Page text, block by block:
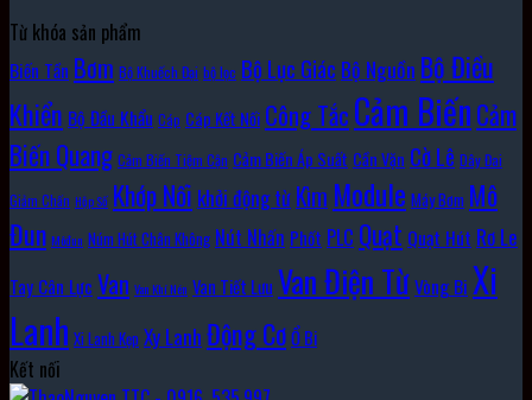
Từ khóa sản phẩm
Biến Tần Bơm Bộ Khuếch Đại bộ lọc Bộ Lục Giác Bộ Nguồn Bộ Điều
Khiển Bộ Đầu Khẩu Cáp Cáp Kết Nối Công TắcCảm BiếnCảm
Biến Quang Cảm Biến Tiệm Cận Cảm Biến Áp Suất Cần Vặn Cờ Lê Dây Đai
Giảm Chấn Hộp Số Khớp Nối khởi động từ Kìm Module Máy Bơm Mô
Đun Môđun Núm Hút Chân Không Nút Nhấn Phốt PLC Quạt Quạt Hút Rơ Le
Tay Cân Lực Van Van Khí Nén Van Tiết Lưu Van Điện TừVòng Bi Xi
Lanh Xi Lanh Kẹp Xy LanhĐộng CơỔ Bi
Kết nối